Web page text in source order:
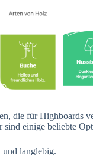
die für Highboards
sind einige beliebte
und langlebig.